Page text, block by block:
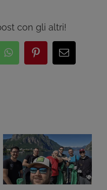
con gli altri!
WhatsAppPinterestEmail